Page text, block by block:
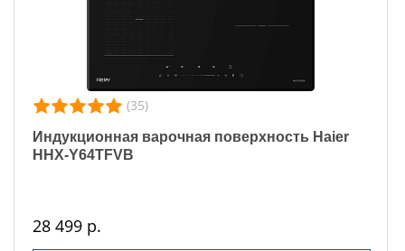
(35)
Индукционная варочная поверхность Haier
HHX-Y64TFVB
28 499 р.